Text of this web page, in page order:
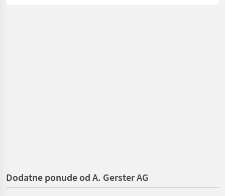
Dodatne ponude od A. Gerster AG